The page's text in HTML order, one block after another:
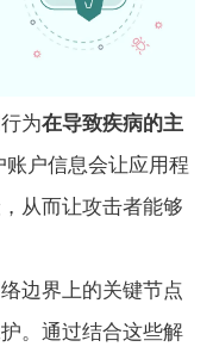
为在导致疾病的主
账户信息会让应用程
从而让攻击者能够
边界上的关键节点
。通过结合这些解